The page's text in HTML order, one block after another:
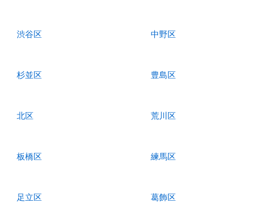
渋谷区 中野区
杉並区 豊島区
北区 荒川区
板橋区 練馬区
足立区 葛飾区